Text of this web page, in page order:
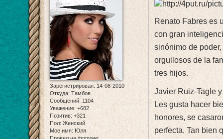
Зарегистрирован: 14-08-2010
Откуда: Тамбов
Сообщений:1104
Уважение: +682
Позитив: +321
Пол: Женский
Мое имя: Юля
Renato Fabres es
con gran
sinónimo de
orgullosos de la
tres hijos.
Javier Ruiz-Tagle
Les gusta hacer
honores, se
perfecta. Tan bien